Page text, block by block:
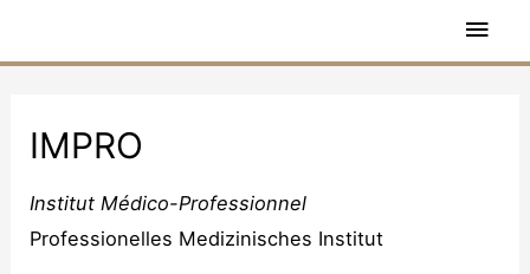
IMPRO
Institut Médico-Professionnel
Professionelles Medizinisches Institut